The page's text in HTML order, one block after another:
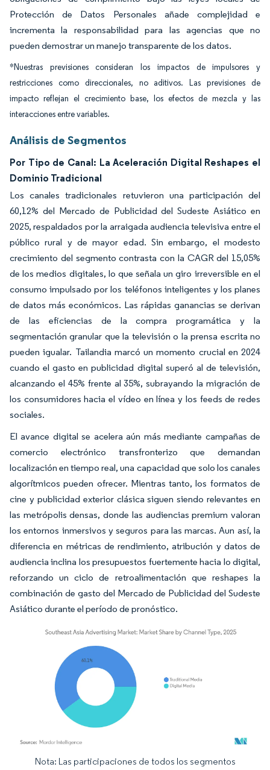
Protección de Datos Personales añade complejidad e
incrementa la responsabilidad para las agencias que no
pueden demostrar un manejo transparente de los datos.
*Nuestras previsiones consideran los impactos de impulsores y
restricciones como direccionales, no aditivos. Las previsiones de
impacto reflejan el crecimiento base, los efectos de mezcla y las
interacciones entre variables.
Análisis de Segmentos
Por Tipo de Canal: La Aceleración Digital Reshapes el
Dominio Tradicional
Los canales tradicionales retuvieron una participación del
60,12% del Mercado de Publicidad del Sudeste Asiático en
2025, respaldados por la arraigada audiencia televisiva entre el
público rural y de mayor edad. Sin embargo, el modesto
crecimiento del segmento contrasta con la CAGR del 15,05%
de los medios digitales, lo que señala un giro irreversible en el
consumo impulsado por los teléfonos inteligentes y los planes
de datos más económicos. Las rápidas ganancias se derivan
de las eficiencias de la compra programática y la
segmentación granular que la televisión o la prensa escrita no
pueden igualar. Tailandia marcó un momento crucial en 2024
cuando el gasto en publicidad digital superó al de televisión,
alcanzando el 45% frente al 35%, subrayando la migración de
los consumidores hacia el vídeo en línea y los feeds de redes
sociales.
El avance digital se acelera aún más mediante campañas de
comercio electrónico transfronterizo que demandan
localización en tiempo real, una capacidad que solo los canales
algorítmicos pueden ofrecer. Mientras tanto, los formatos de
cine y publicidad exterior clásica siguen siendo relevantes en
las metrópolis densas, donde las audiencias premium valoran
los entornos inmersivos y seguros para las marcas. Aun así, la
diferencia en métricas de rendimiento, atribución y datos de
audiencia inclina los presupuestos fuertemente hacia lo digital,
reforzando un ciclo de retroalimentación que reshapes la
combinación de gasto del Mercado de Publicidad del Sudeste
Asiático durante el período de pronóstico.
Imagen © Mordor Intelligence. El uso requiere atribución según CC BY 4.0.
Nota: Las participaciones de todos los segmentos